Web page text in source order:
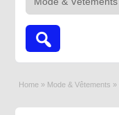
Home » Mode & Vêtements »